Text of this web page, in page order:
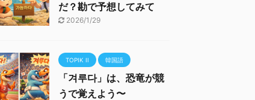
だ？勘で予想してみて
2026/1/29
TOPIK II 韓国語
「겨루다」は、恐竜が競
うで覚えよう〜